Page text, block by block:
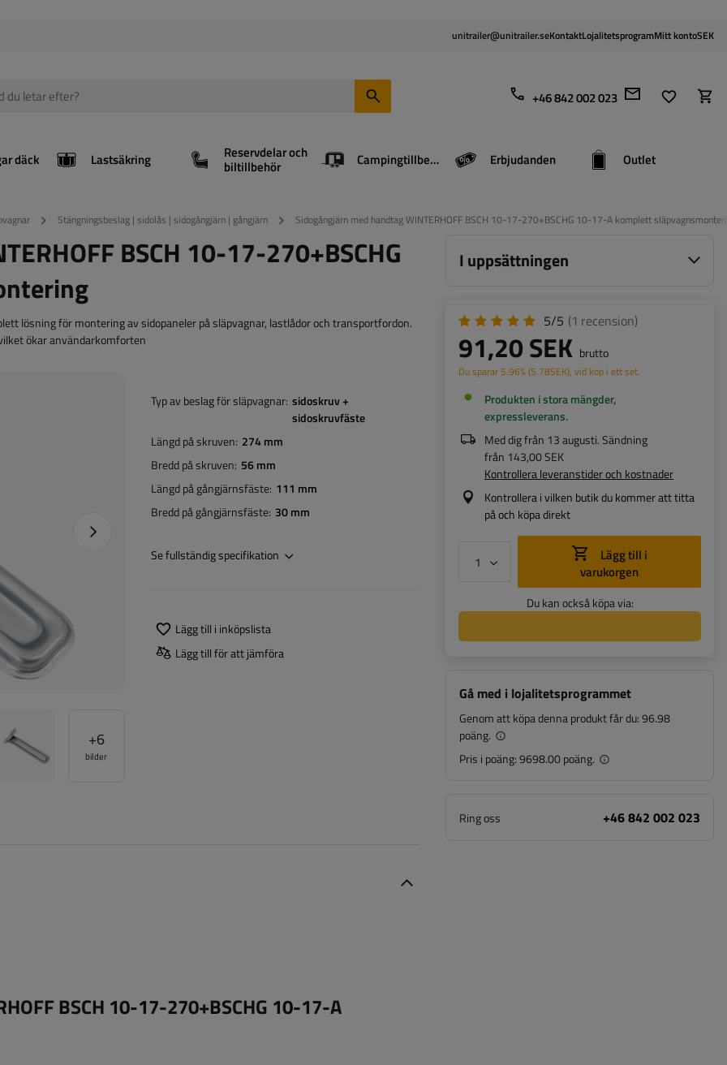
unitrailer@unitrailer.seKontaktLojalitetsprogramMitt kontoSEK
+46 842 002 023
däck Lastsäkring Reservdelar och
biltillbehör Campingtillbehör Erbjudanden Outlet
Stängningsbeslag | sidolås | sidogångjärn | gångjärn Sidogångjärn med handtag WINTERHOFF BSCH 10-17-270+BSCHG 10-17-A komplett
BSCH 10-17-270+BSCHG
lösning för montering av sidopaneler på släpvagnar, lastlådor och transportfordon.
ökar användarkomforten
+6
bilder
Nästa foto
Typ av beslag för släpvagnar sidoskruv +
sidoskruvfäste
Längd på skruven 274 mm
Bredd på skruven 56 mm
Längd på gångjärnsfäste 111 mm
Bredd på gångjärnsfäste 30 mm
Se fullständig specifikation
Lägg till i inköpslista
Lägg till för att jämföra
I uppsättningen
5/5 (1 recension)
91,20 SEK brutto
Du sparar 5.96%(5.78SEK), vid köp i ett set.
Produkten i stora mängder,
expressleverans
Med dig från 13 augusti. Sändning
från 143,00 SEK
Kontrollera leveranstider och kostnader
Kontrollera i vilken butik du kommer att titta
på och köpa direkt
varukorgen
Du kan också köpa via:
Gå med i lojalitetsprogrammet
Genom att köpa denna produkt får du:96.98
poäng.
Pris i poäng:9698.00 poäng.
Ring oss +46 842 002 023
BSCH 10-17-270+BSCHG 10-17-A